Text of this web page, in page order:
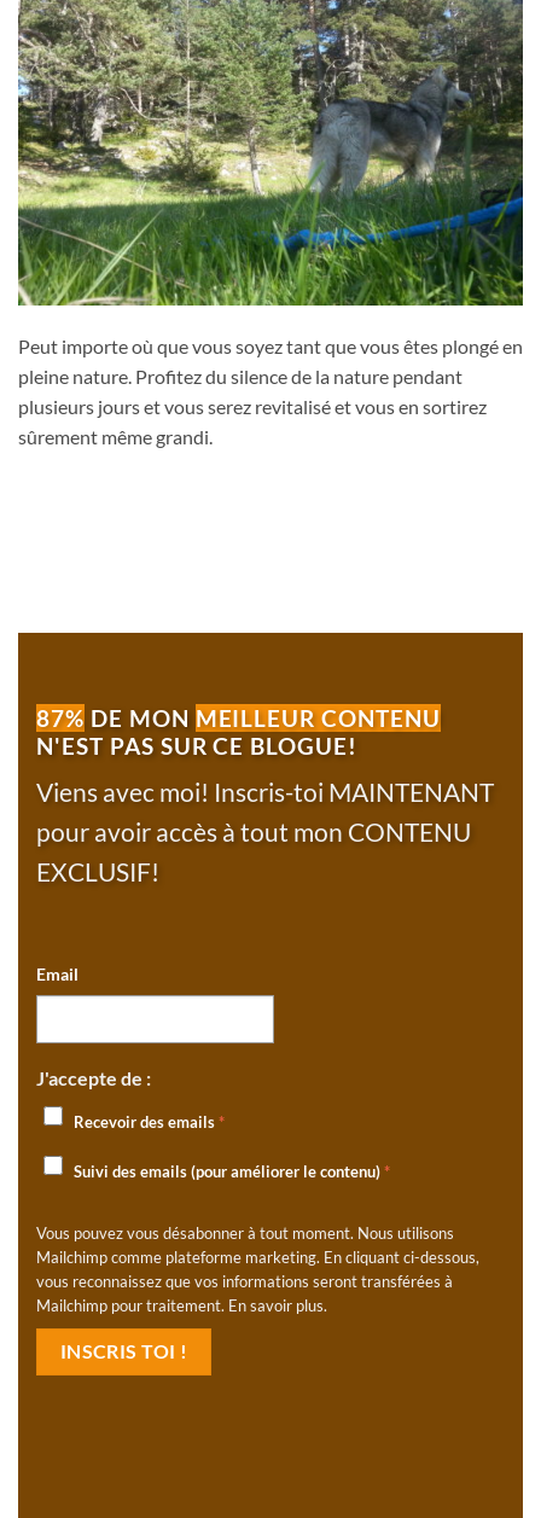
Peut importe où que vous soyez tant que vous êtes plongé en
pleine nature. Profitez du silence de la nature pendant
plusieurs jours et vous serez revitalisé et vous en sortirez
sûrement même grandi.
87%DE MON MEILLEUR CONTENU
N'EST PAS SUR CE BLOGUE!
Viens avec moi! Inscris-toi MAINTENANT
pour avoir accès à tout mon CONTENU
EXCLUSIF!
Email
J'accepte de :
Recevoir des emails*
Suivi des emails (pour améliorer le contenu)*
Vous pouvez vous désabonner à tout moment. Nous utilisons
Mailchimp comme plateforme marketing. En cliquant ci-dessous,
vous reconnaissez que vos informations seront transférées à
Mailchimp pour traitement. En savoir plus.